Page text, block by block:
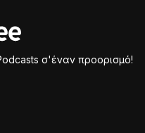
σ'έναν προορισμό!